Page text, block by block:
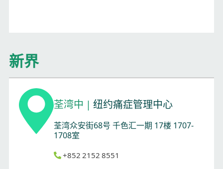
新界
荃湾中 | 纽约痛症管理中心
荃湾众安街68号 千色汇一期 17楼 1707-
1708室
+852 2152 8551